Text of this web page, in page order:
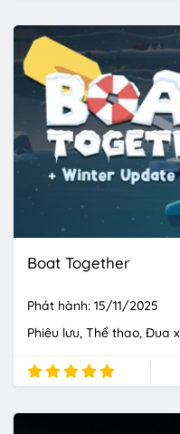
Boat Together
Phát hành: 15/11/2025
Phiêu lưu Thể thao Đua